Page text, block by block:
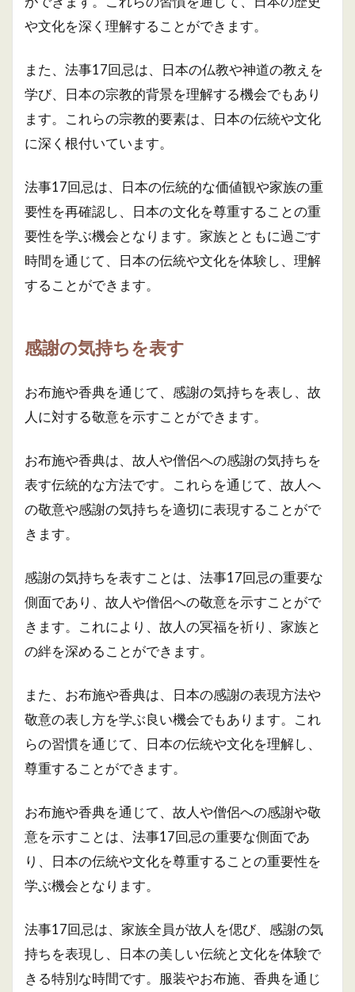
や文化を深く理解することができます。
また、法事17回忌は、日本の仏教や神道の教えを
学び、日本の宗教的背景を理解する機会でもあり
ます。これらの宗教的要素は、日本の伝統や文化
に深く根付いています。
法事17回忌は、日本の伝統的な価値観や家族の重
要性を再確認し、日本の文化を尊重することの重
要性を学ぶ機会となります。家族とともに過ごす
時間を通じて、日本の伝統や文化を体験し、理解
することができます。
感謝の気持ちを表す
お布施や香典を通じて、感謝の気持ちを表し、故
人に対する敬意を示すことができます。
お布施や香典は、故人や僧侶への感謝の気持ちを
表す伝統的な方法です。これらを通じて、故人へ
の敬意や感謝の気持ちを適切に表現することがで
きます。
感謝の気持ちを表すことは、法事17回忌の重要な
側面であり、故人や僧侶への敬意を示すことがで
きます。これにより、故人の冥福を祈り、家族と
の絆を深めることができます。
また、お布施や香典は、日本の感謝の表現方法や
敬意の表し方を学ぶ良い機会でもあります。これ
らの習慣を通じて、日本の伝統や文化を理解し、
尊重することができます。
お布施や香典を通じて、故人や僧侶への感謝や敬
意を示すことは、法事17回忌の重要な側面であ
り、日本の伝統や文化を尊重することの重要性を
学ぶ機会となります。
法事17回忌は、家族全員が故人を偲び、感謝の気
持ちを表現し、日本の美しい伝統と文化を体験で
きる特別な時間です。服装やお布施、香典を通じ